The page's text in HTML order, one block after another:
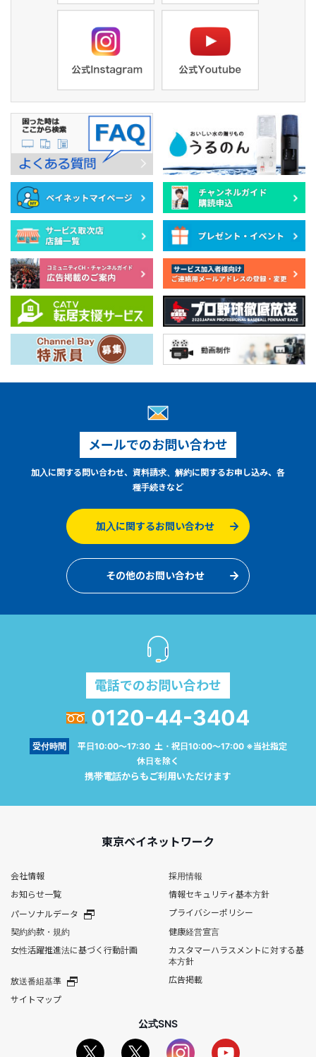
メールでのお問い合わせ
加入に関する問い合わせ、資料請求、解約に関するお申し込み、各
種手続きなど
加入に関するお問い合わせ
その他のお問い合わせ
電話でのお問い合わせ
0120-44-3404
受付時間
平日10:00～17:30 土・祝日10:00～17:00 ※当社指定
休日を除く
携帯電話からもご利用いただけます
東京ベイネットワーク
会社情報
採用情報
お知らせ一覧
情報セキュリティ基本方針
パーソナルデータ
プライバシーポリシー
契約約款・規約
健康経営宣言
女性活躍推進法に基づく行動計画
カスタマーハラスメントに対する基
本方針
放送番組基準
広告掲載
サイトマップ
公式SNS